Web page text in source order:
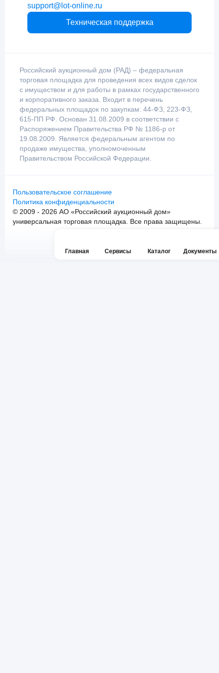
Главная Сервисы Каталог Документы
support@lot-online.ru
Техническая поддержка
Российский аукционный дом (РАД) – федеральная
торговая площадка для проведения всех видов сделок
с имуществом и для работы в рамках государственного
и корпоративного заказа. Входит в перечень
федеральных площадок по закупкам: 44-ФЗ, 223-ФЗ,
615-ПП РФ. Основан 31.08.2009 в соответствии с
Распоряжением Правительства РФ № 1186-р от
19.08.2009. Является федеральным агентом по
продаже имущества, уполномоченным
Правительством Российской Федерации.
Пользовательское соглашение
Политика конфиденциальности
© 2009 - 2026 АО «Российский аукционный дом»
универсальная торговая площадка. Все права защищены.